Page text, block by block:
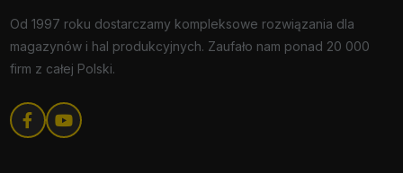
Od 1997 roku dostarczamy kompleksowe rozwiązania dla
magazynów i hal produkcyjnych. Zaufało nam ponad 20 000
firm z całej Polski.